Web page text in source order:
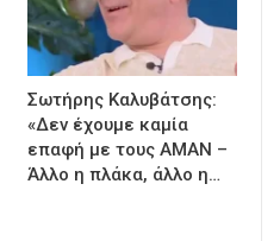
Σωτήρης Καλυβάτσης:
«Δεν έχουμε καμία
επαφή με τους ΑΜΑΝ –
Άλλο η πλάκα, άλλο η…